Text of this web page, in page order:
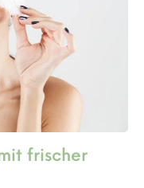
frischer